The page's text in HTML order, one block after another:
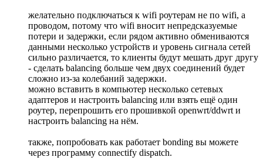
желательно подключаться к wifi роутерам не по wifi, а
проводом, потому что wifi вносит непредсказуемые
потери и задержки, если рядом активно обмениваются
данными несколько устройств и уровень сигнала сетей
сильно различается, то клиенты будут мешать друг другу
- сделать balancing больше чем двух соединений будет
сложно из-за колебаний задержки.
можно вставить в компьютер несколько сетевых
адаптеров и настроить balancing или взять ещё один
роутер, перепрошить его прошивкой openwrt/ddwrt и
настроить balancing на нём.
также, попробовать как работает bonding вы можете
через программу connectify dispatch.